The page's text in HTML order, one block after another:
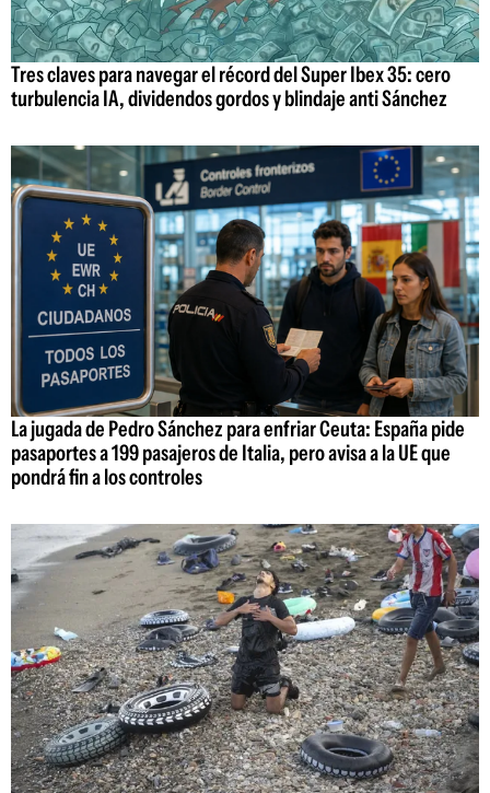
Tres claves para navegar el récord del Super Ibex 35: cero
turbulencia IA, dividendos gordos y blindaje anti Sánchez
La jugada de Pedro Sánchez para enfriar Ceuta: España pide
pasaportes a 199 pasajeros de Italia, pero avisa a la UE que
pondrá fin a los controles